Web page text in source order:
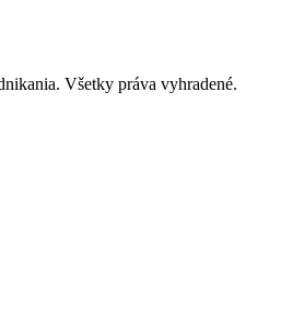
Všetky práva vyhradené.